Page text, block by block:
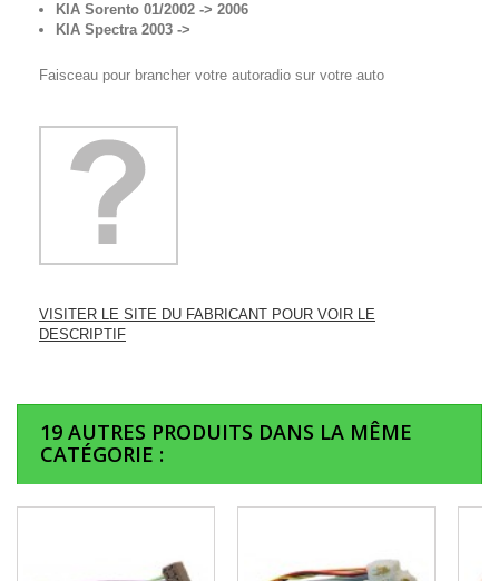
KIA Sorento 01/2002 -> 2006
KIA Spectra 2003 ->
Faisceau pour brancher votre autoradio sur votre auto
VISITER LE SITE DU FABRICANT POUR VOIR LE
DESCRIPTIF
19 AUTRES PRODUITS DANS LA MÊME
CATÉGORIE :